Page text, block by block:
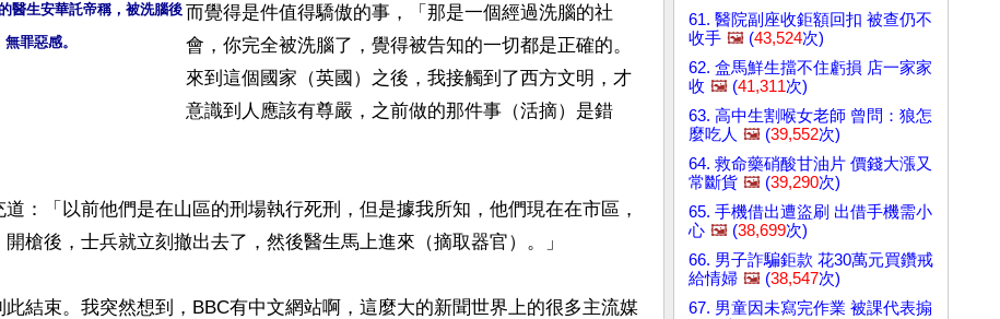
醫生安華託帝稱，被洗腦後
無罪惡感。
而覺得是件值得驕傲的事，「那是一個經過洗腦的社
會，你完全被洗腦了，覺得被告知的一切都是正確的。
來到這個國家（英國）之後，我接觸到了西方文明，才
意識到人應該有尊嚴，之前做的那件事（活摘）是錯
：「以前他們是在山區的刑場執行死刑，但是據我所知，他們現在在市區，
槍後，士兵就立刻撤出去了，然後醫生馬上進來（摘取器官）。」
此結束。我突然想到，BBC有中文網站啊，這麼大的新聞世界上的很多主流媒
61. 醫院副座收鉅額回扣 被查仍不
收手 🖼️ (43,524次)
62. 盒馬鮮生擋不住虧損 店一家家
收 🖼️ (41,311次)
63. 高中生割喉女老師 曾問：狼怎
麼吃人 🖼️ (39,552次)
64. 救命藥硝酸甘油片 價錢大漲又
常斷貨 🖼️ (39,290次)
65. 手機借出遭盜刷 出借手機需小
心 🖼️ (38,699次)
66. 男子詐騙鉅款 花30萬元買鑽戒
給情婦 🖼️ (38,547次)
67. 男童因未寫完作業 被課代表搧